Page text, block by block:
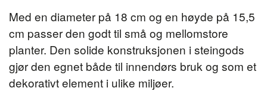
Med en diameter på 18 cm og en høyde på 15,5
cm passer den godt til små og mellomstore
planter. Den solide konstruksjonen i steingods
gjør den egnet både til innendørs bruk og som et
dekorativt element i ulike miljøer.